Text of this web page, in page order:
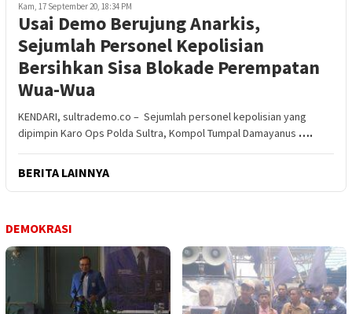
Kam, 17 September 20, 18:34 PM
Usai Demo Berujung Anarkis,
Sejumlah Personel Kepolisian
Bersihkan Sisa Blokade Perempatan
Wua-Wua
KENDARI, sultrademo.co – Sejumlah personel kepolisian yang
dipimpin Karo Ops Polda Sultra, Kompol Tumpal Damayanus ….
BERITA LAINNYA
DEMOKRASI